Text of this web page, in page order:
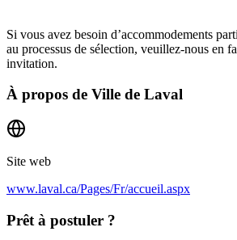
Si vous avez besoin d’accommodements
au processus de sélection, veuillez-nous en
invitation.
À propos de Ville de Laval
Site web
www.laval.ca/Pages/Fr/accueil.aspx
Prêt à postuler ?